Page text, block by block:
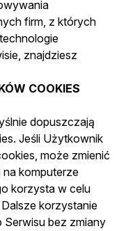
firm, z których
znajdziesz
COOKIES
dopuszczają
Jeśli Użytkownik
może zmienić
na komputerze
korzysta w celu
korzystanie
bez zmiany